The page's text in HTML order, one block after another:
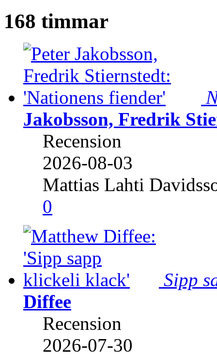
168 timmar
Jakobsson, Fredrik
Recension
2026-08-03
Mattias Lahti
0
Sipp
Diffee
Recension
2026-07-30